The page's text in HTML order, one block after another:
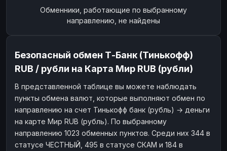
RUB СБЕР
ДЕНЕЖНЫЕ ПЕРЕВОДЫ
ЗК USD ЗК USD
USD
НАЛИЧНЫЕ ДЕНЬГИ
Обменники, работающие по выбранному
направлению, не найдены
Безопасный обмен Т-Банк (Тинькофф)
RUB / рубли на Карта Мир RUB (рубли)
В представленной таблице вы можете наблюдать
пункты обмена валют, которые выполняют обмен по
направлению на счет Тинькофф банк (рубль) → деньги
на карте Мир RUB (рубль). По выбранному
направлению 1023 обменных пунктов. Среди них 344 в
статусе ЧЕСТНЫЙ, 495 в статусе СКАМ и 184 в